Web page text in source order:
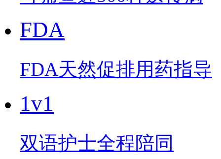
FDA
FDA天然促排用药指导
1v1
双语护士全程陪同